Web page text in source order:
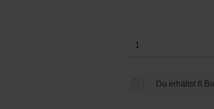
Produkt
Du erhältst 6